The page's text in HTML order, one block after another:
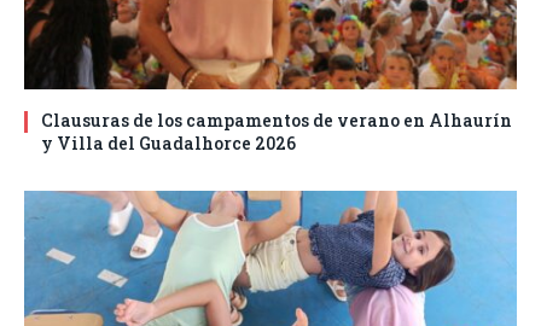
Clausuras de los campamentos de verano en Alhaurín
y Villa del Guadalhorce 2026